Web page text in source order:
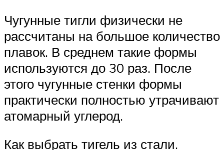
Чугунные тигли физически не
рассчитаны на большое количество
плавок. В среднем такие формы
используются до 30 раз. После
этого чугунные стенки формы
практически полностью утрачивают
атомарный углерод.
Как выбрать тигель из стали.